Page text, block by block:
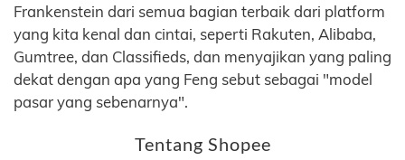
Frankenstein dari semua bagian terbaik dari platform
yang kita kenal dan cintai, seperti Rakuten, Alibaba,
Gumtree, dan Classifieds, dan menyajikan yang paling
dekat dengan apa yang Feng sebut sebagai "model
pasar yang sebenarnya".
Tentang Shopee